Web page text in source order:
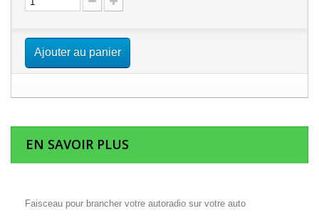
Ajouter au panier
EN SAVOIR PLUS
Faisceau pour brancher votre autoradio sur votre auto